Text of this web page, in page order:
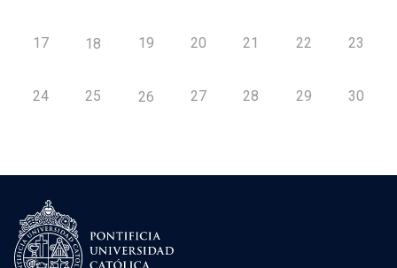
17 18 19 20 21 22 23
24 25 26 27 28 29 30